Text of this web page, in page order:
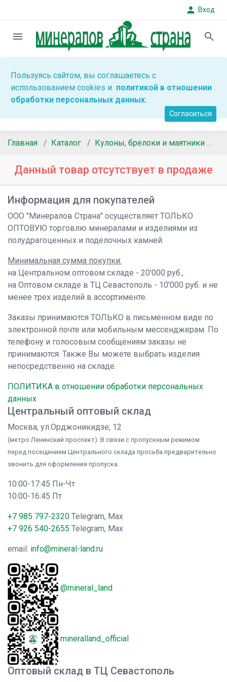
person Вход
menu search
Пользуясь сайтом, вы соглашаетесь с
использованием cookies и политикой в отношении
обработки персональных данных.
Согласиться
Главная Каталог Кулоны, брелоки и маятники
Данный товар отсутствует в продаже
Информация для покупателей
ООО "Минералов Страна" осуществляет ТОЛЬКО
ОПТОВУЮ торговлю минералами и изделиями из
полудрагоценных и поделочных камней.
Минимальная сумма покупки:
на Центральном оптовом складе - 20'000 руб.,
на Оптовом складе в ТЦ Севастополь - 10'000 руб. и не
менее трех изделий в ассортименте.
Заказы принимаются ТОЛЬКО в письменном виде по
электронной почте или мобильным мессенджерам. По
телефону и голосовым сообщениям заказы не
принимаются. Также Вы можете выбрать изделия
непосредственно на складе.
ПОЛИТИКА в отношении обработки персональных
данных
Центральный оптовый склад
Москва, ул.Орджоникидзе, 12
(метро Ленинский проспект). В связи с пропускным режимом
перед посещением Центрального склада просьба предварительно
звонить для оформления пропуска.
10:00-17:45 Пн-Чт
10:00-16:45 Пт
+7 985 797-2320 Telegram, Max
+7 926 540-2655 Telegram, Max
email: info@mineral-land.ru
@mineral_land
mineralland_official
Оптовый склад в ТЦ Севастополь